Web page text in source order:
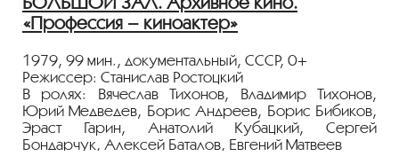
«Профессия – киноактер»
1979, 99 мин., документальный, СССР, 0+
Режиссер: Станислав Ростоцкий
В ролях: Вячеслав Тихонов, Владимир Тихонов,
Юрий Медведев, Борис Андреев, Борис Бибиков,
Эраст Гарин, Анатолий Кубацкий, Сергей
Бондарчук, Алексей Баталов, Евгений Матвеев